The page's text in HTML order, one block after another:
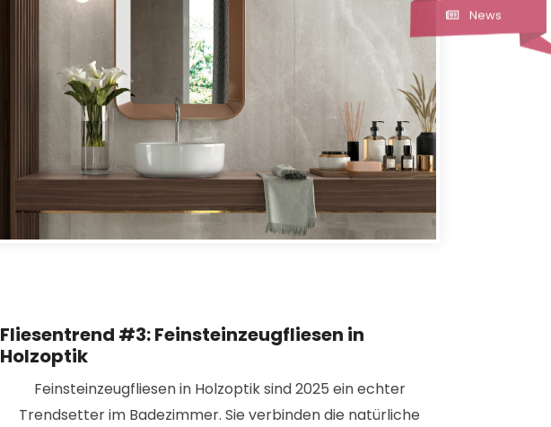
Fliesentrend #3: Feinsteinzeugfliesen in
Holzoptik
Feinsteinzeugfliesen in Holzoptik sind 2025 ein echter
Trendsetter im Badezimmer. Sie verbinden die natürliche
News